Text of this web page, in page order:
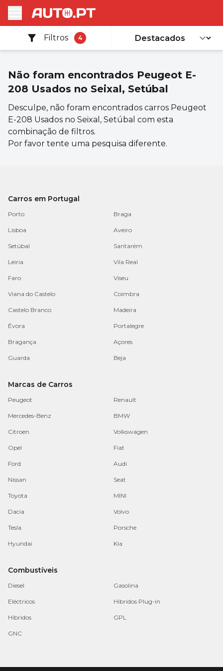
Filtros 4
Não foram encontrados Peugeot E-
208 Usados no Seixal, Setúbal
Desculpe, não foram encontrados carros Peugeot
E-208 Usados no Seixal, Setúbal com esta
combinação de filtros.
Por favor tente uma pesquisa diferente.
Carros em Portugal
Porto Braga
Lisboa Aveiro
Setúbal Santarém
Leiria Vila Real
Faro Viseu
Viana do Castelo Coimbra
Castelo Branco Madeira
Évora Portalegre
Bragança Açores
Guarda Beja
Marcas de Carros
Peugeot Renault
Mercedes-Benz BMW
Citroen Volkswagen
Opel Fiat
Ford Audi
Nissan Seat
Toyota MINI
Dacia Volvo
Tesla Porsche
Hyundai Kia
Combustíveis
Diesel Gasolina
Eléctricos Híbridos Plug-in
Híbridos GPL
GNC